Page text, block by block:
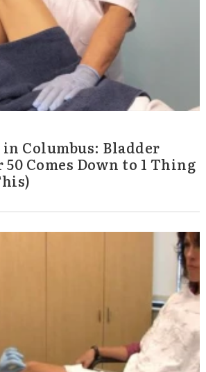
Columbus: Bladder
Comes Down to 1 Thing